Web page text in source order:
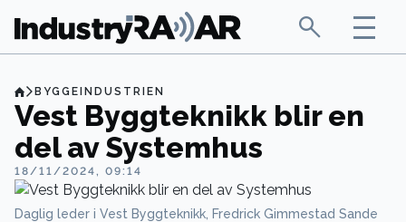
BYGGEINDUSTRIEN
Vest Byggteknikk blir en
del av Systemhus
18/11/2024, 09:14
Daglig leder i Vest Byggteknikk, Fredrick Gimmestad Sande